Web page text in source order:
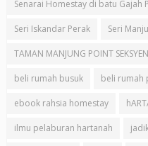
Senarai Homestay di batu Gajah
Seri Iskandar Perak Seri
TAMAN MANJUNG POINT
beli rumah busuk beli rumah
ebook rahsia homestay
ilmu pelaburan hartanah